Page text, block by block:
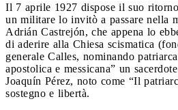
Il 7 aprile 1927 dispose il suo
un militare lo invitò a passare nella
Adrián Castrejón, che appena lo
di aderire alla Chiesa scismatica
generale Calles, nominando
apostolica e messicana” un
Joaquín Pérez, noto come “Il
sostegno e libertà.